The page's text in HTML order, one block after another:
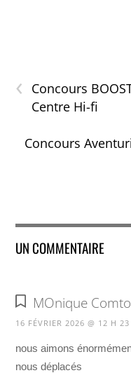
‹
Concours
Centre Hi-fi
Concours
UN COMMENTAIRE
MOnique
16 FÉVRIER 2026 @ 12 H
nous aimons
nous déplacés